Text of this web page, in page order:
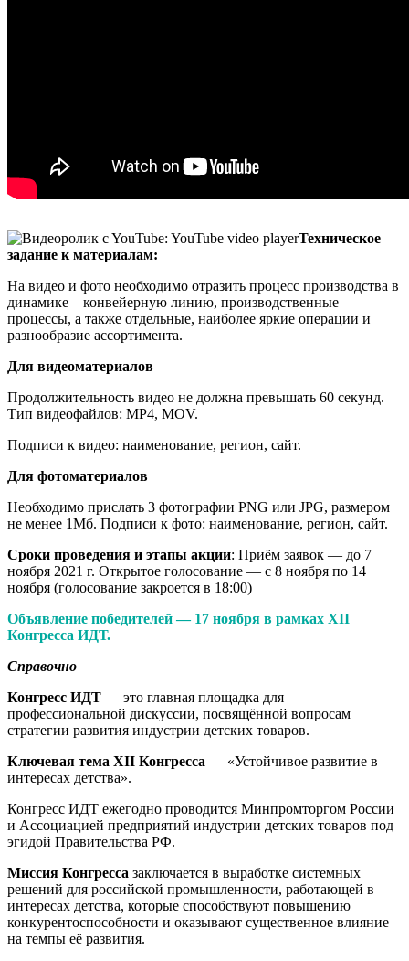
Техническое
задание к материалам:
На видео и фото необходимо отразить процесс производства в
динамике – конвейерную линию, производственные
процессы, а также отдельные, наиболее яркие операции и
разнообразие ассортимента.
Для видеоматериалов
Продолжительность видео не должна превышать 60 секунд.
Тип видеофайлов: MP4, MOV.
Подписи к видео: наименование, регион, сайт.
Для фотоматериалов
Необходимо прислать 3 фотографии PNG или JPG, размером
не менее 1Мб. Подписи к фото: наименование, регион, сайт.
Сроки проведения и этапы акции: Приём заявок — до 7
ноября 2021 г. Открытое голосование — с 8 ноября по 14
ноября (голосование закроется в 18:00)
Объявление победителей — 17 ноября в рамках XII
Конгресса ИДТ.
Справочно
Конгресс ИДТ — это главная площадка для
профессиональной дискуссии, посвящённой вопросам
стратегии развития индустрии детских товаров.
Ключевая тема XII Конгресса — «Устойчивое развитие в
интересах детства».
Конгресс ИДТ ежегодно проводится Минпромторгом России
и Ассоциацией предприятий индустрии детских товаров под
эгидой Правительства РФ.
Миссия Конгресса заключается в выработке системных
решений для российской промышленности, работающей в
интересах детства, которые способствуют повышению
конкурентоспособности и оказывают существенное влияние
на темпы её развития.